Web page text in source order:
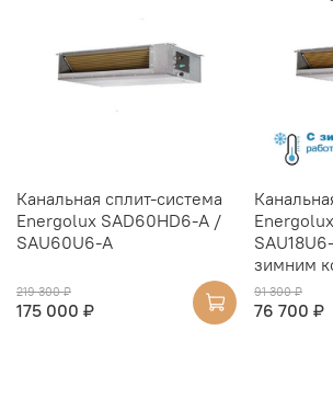
Канальная сплит-система
Energolux SAD60HD6-A /
SAU60U6-A
219 300 ₽
175 000 ₽
зимним
91 300 ₽
76 700 ₽